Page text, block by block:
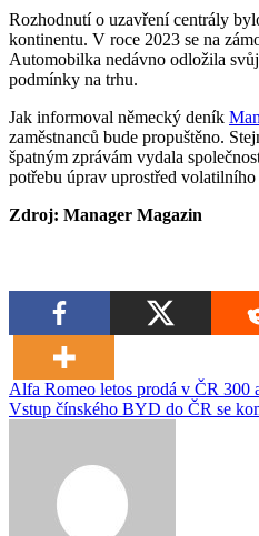
Rozhodnutí o uzavření centrály
kontinentu. V roce 2023 se na
Automobilka nedávno odložila
podmínky na trhu.
Jak informoval německý deník
zaměstnanců bude propuštěno.
špatným zprávám vydala
potřebu úprav uprostřed volatilního
Zdroj: Manager Magazin
Navigace
pro
Alfa Romeo letos prodá v ČR 300
Vstup čínského BYD do ČR se